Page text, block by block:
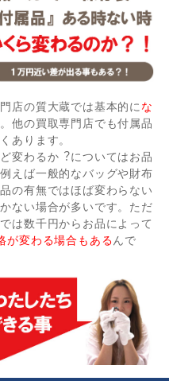
店の質大蔵では基本的に な
他の買取専門店でも付属品
あります。
変わるか︖についてはお品
えば一般的なバッグや財布
の有無ではほば変わらない
ない場合が多いです。ただ
は数千円からお品によって
が変わる場合もあるんで